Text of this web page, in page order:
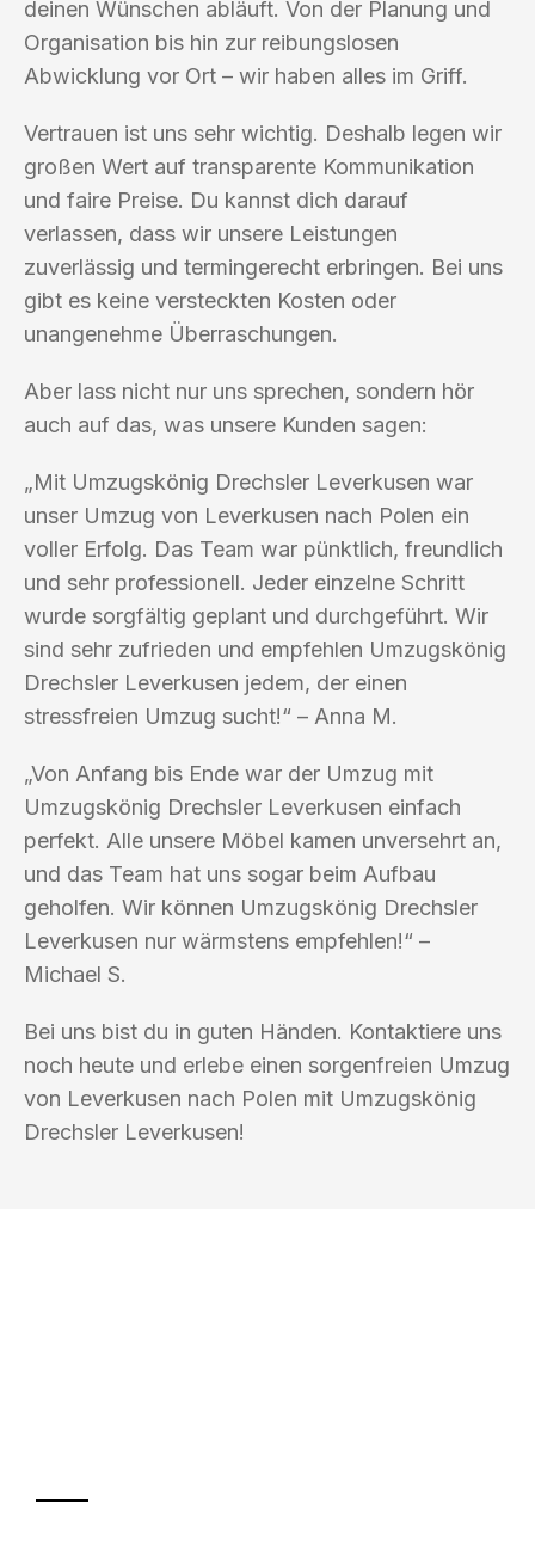
deinen Wünschen abläuft. Von der Planung und
Organisation bis hin zur reibungslosen
Abwicklung vor Ort – wir haben alles im Griff.
Vertrauen ist uns sehr wichtig. Deshalb legen wir
großen Wert auf transparente Kommunikation
und faire Preise. Du kannst dich darauf
verlassen, dass wir unsere Leistungen
zuverlässig und termingerecht erbringen. Bei uns
gibt es keine versteckten Kosten oder
unangenehme Überraschungen.
Aber lass nicht nur uns sprechen, sondern hör
auch auf das, was unsere Kunden sagen:
„Mit Umzugskönig Drechsler Leverkusen war
unser Umzug von Leverkusen nach Polen ein
voller Erfolg. Das Team war pünktlich, freundlich
und sehr professionell. Jeder einzelne Schritt
wurde sorgfältig geplant und durchgeführt. Wir
sind sehr zufrieden und empfehlen Umzugskönig
Drechsler Leverkusen jedem, der einen
stressfreien Umzug sucht!“ – Anna M.
„Von Anfang bis Ende war der Umzug mit
Umzugskönig Drechsler Leverkusen einfach
perfekt. Alle unsere Möbel kamen unversehrt an,
und das Team hat uns sogar beim Aufbau
geholfen. Wir können Umzugskönig Drechsler
Leverkusen nur wärmstens empfehlen!“ –
Michael S.
Bei uns bist du in guten Händen. Kontaktiere uns
noch heute und erlebe einen sorgenfreien Umzug
von Leverkusen nach Polen mit Umzugskönig
Drechsler Leverkusen!